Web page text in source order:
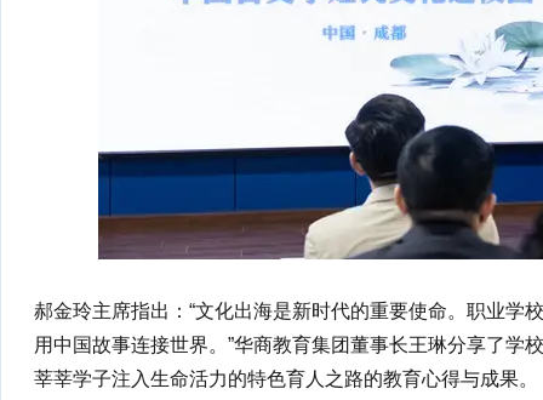
郝金玲主席指出：“文化出海是新时代的重要使命。职业学
用中国故事连接世界。”华商教育集团董事长王琳分享了学
莘莘学子注入生命活力的特色育人之路的教育心得与成果。